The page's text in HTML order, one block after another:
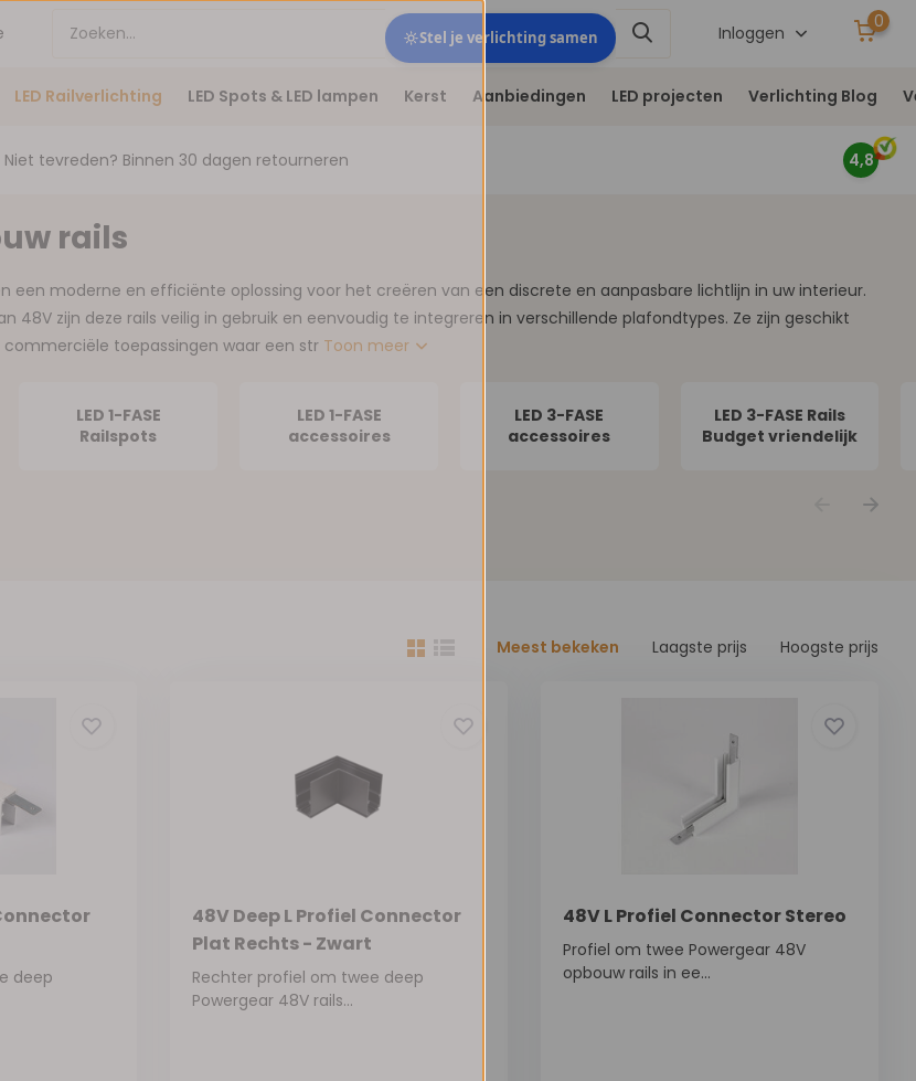
Stel je verlichting samen Inloggen
0
Stel je verlichting
samen
LED Railverlichting LED Spots & LED lampen Kerst Aanbiedingen LED projecten Verlichting Blog
Niet tevreden? Binnen 30 dagen retourneren 4,8
rails
een moderne en efficiënte oplossing voor het creëren van een discrete en aanpasbare lichtlijn in uw interieur.
48V zijn deze rails veilig in gebruik en eenvoudig te integreren in verschillende plafondtypes. Ze zijn geschikt
commerciële toepassingen waar een str Toon meer
LED 1-FASE
Railspots
LED 1-FASE
accessoires
LED 3-FASE
accessoires
LED 3-FASE Rails
Budget vriendelijk
Meest bekeken Laagste prijs Hoogste prijs
deep
48V Deep L Profiel Connector
Plat Rechts - Zwart
Rechter profiel om twee deep
Powergear 48V rails...
48V L Profiel Connector Stereo
Profiel om twee Powergear 48V
opbouw rails in ee...